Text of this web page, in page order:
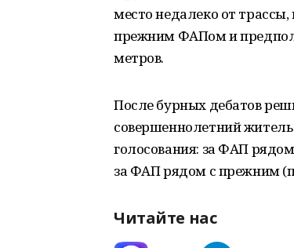
место недалеко от
прежним ФАПом и
метров.
После бурных дебатов
совершеннолетний житель
голосования: за ФАП
за ФАП рядом с прежним
Читайте нас